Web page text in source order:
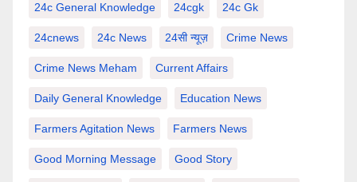
24c General Knowledge 24cgk 24c Gk
24cnews 24c News 24सी न्यूज़ Crime News
Crime News Meham Current Affairs
Daily General Knowledge Education News
Farmers Agitation News Farmers News
Good Morning Message Good Story